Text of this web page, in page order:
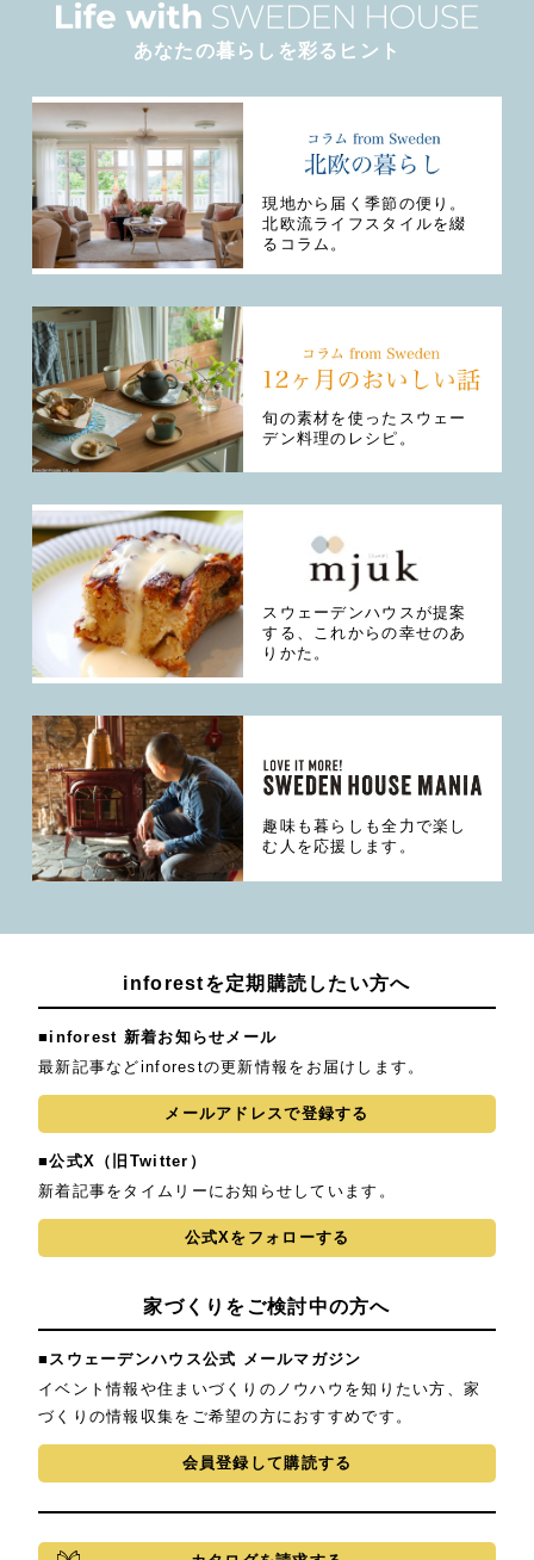
あなたの暮らしを彩るヒント
現地から届く季節の便り。
北欧流ライフスタイルを綴
るコラム。
旬の素材を使ったスウェー
デン料理のレシピ。
スウェーデンハウスが提案
する、これからの幸せのあ
りかた。
趣味も暮らしも全力で楽し
む人を応援します。
inforestを定期購読したい方へ
■inforest 新着お知らせメール
最新記事などinforestの更新情報をお届けします。
メールアドレスで登録する
■公式X（旧Twitter）
新着記事をタイムリーにお知らせしています。
公式Xをフォローする
家づくりをご検討中の方へ
■スウェーデンハウス公式 メールマガジン
イベント情報や住まいづくりのノウハウを知りたい方、家
づくりの情報収集をご希望の方におすすめです。
会員登録して購読する